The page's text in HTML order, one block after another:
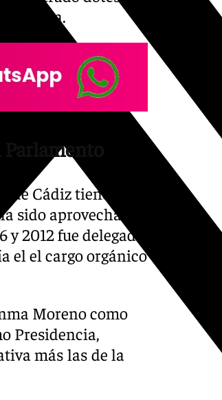
de Cádiz tiene una
sido aprovechada
2012 fue delegado
el el cargo orgánico
Moreno como
Presidencia,
más las de la